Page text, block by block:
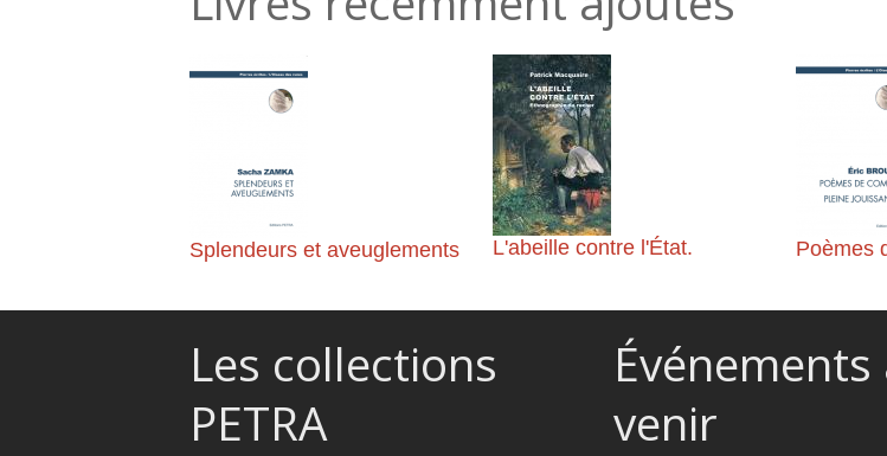
Splendeurs et aveuglements
L'abeille contre l'État.
Poèmes
Les collections
PETRA
Événements
venir